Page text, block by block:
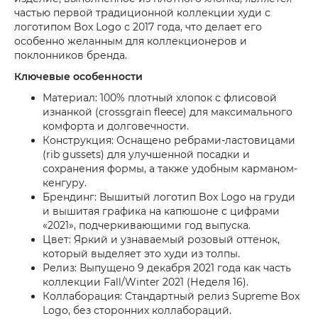
частью первой традиционной коллекции худи с
логотипом Box Logo с 2017 года, что делает его
особенно желанным для коллекционеров и
поклонников бренда.
Ключевые особенности
Материал: 100% плотный хлопок с флисовой
изнанкой (crossgrain fleece) для максимального
комфорта и долговечности.
Конструкция: Оснащено ребрами-ластовицами
(rib gussets) для улучшенной посадки и
сохранения формы, а также удобным карманом-
кенгуру.
Брендинг: Вышитый логотип Box Logo на груди
и вышитая графика на капюшоне с цифрами
«2021», подчеркивающими год выпуска.
Цвет: Яркий и узнаваемый розовый оттенок,
который выделяет это худи из толпы.
Релиз: Выпущено 9 декабря 2021 года как часть
коллекции Fall/Winter 2021 (Неделя 16).
Коллаборация: Стандартный релиз Supreme Box
Logo, без сторонних коллабораций.